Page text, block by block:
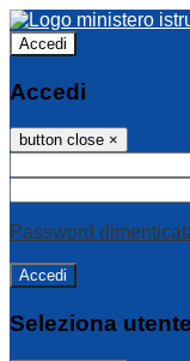
Accedi
Accedi
button close ×
Password
Seleziona utente